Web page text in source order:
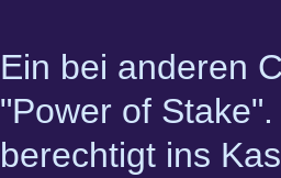
Ein bei anderen
"Power of
berechtigt ins